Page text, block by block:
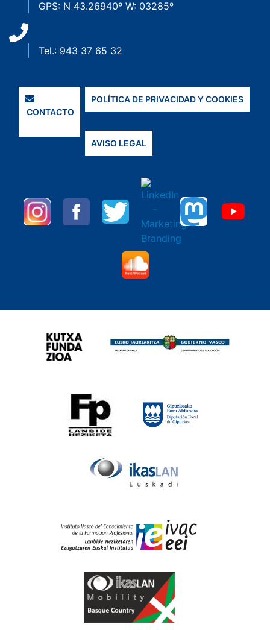
GPS: N 43.26940º W: 03285º
Tel.: 943 37 65 32
CONTACTO
POLÍTICA DE PRIVACIDAD Y COOKIES
AVISO LEGAL